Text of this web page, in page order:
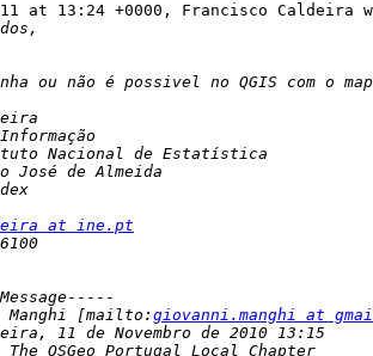
11 at 13:24 +0000, Francisco Caldeira
at ine.pt
Manghi [mailto:giovanni.manghi at